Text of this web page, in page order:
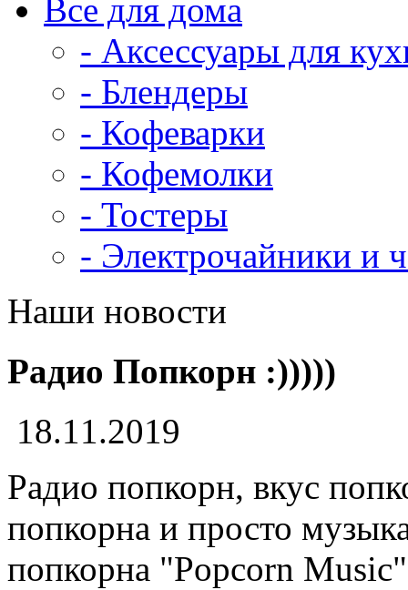
Все для дома
- Аксессуары для
- Блендеры
- Кофеварки
- Кофемолки
- Тостеры
- Электрочайники и
Наши новости
Радио Попкорн :)))))
18.11.2019
Радио попкорн, вкус
попкорна и просто
попкорна "Popcorn